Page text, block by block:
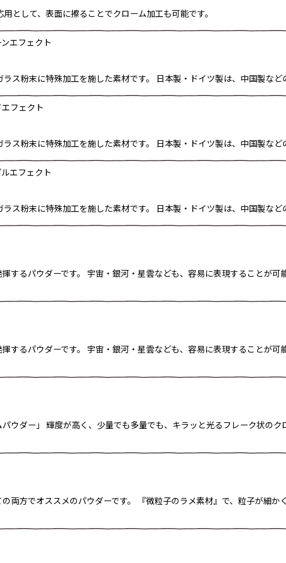
として、表面に擦ることでクローム加工も可能です。
エフェクト
ス粉末に特殊加工を施した素材です。 日本製・ドイツ製は、中国製など
フェクト
ス粉末に特殊加工を施した素材です。 日本製・ドイツ製は、中国製など
エフェクト
ス粉末に特殊加工を施した素材です。 日本製・ドイツ製は、中国製など
するパウダーです。 宇宙・銀河・星雲なども、容易に表現することが
するパウダーです。 宇宙・銀河・星雲なども、容易に表現することが
パウダー」 輝度が高く、少量でも多量でも、キラッと光るフレーク状の
両方でオススメのパウダーです。 『微粒子のラメ素材』で、粒子が細